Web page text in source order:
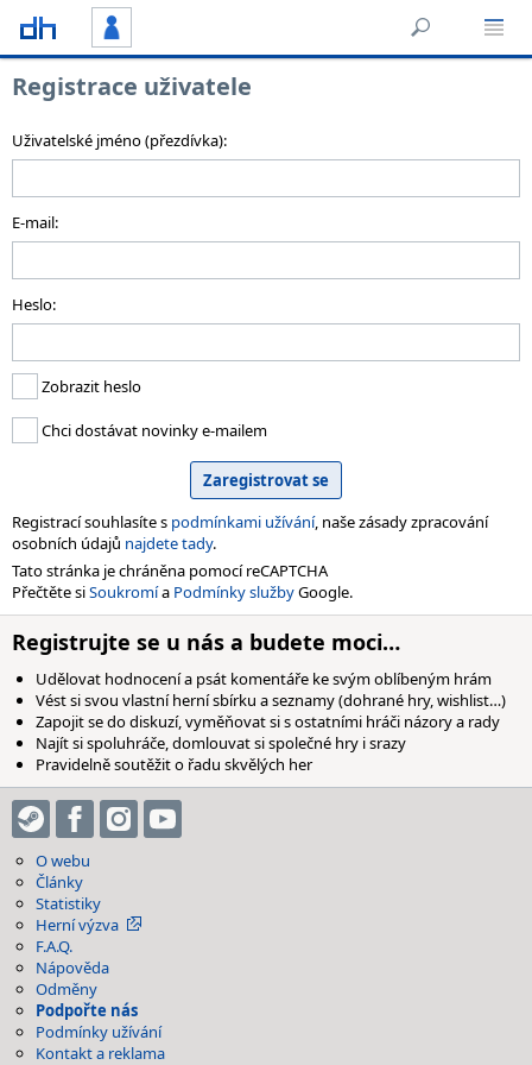
Registrace uživatele
Uživatelské jméno (přezdívka):
E-mail:
Heslo:
Zobrazit heslo
Chci dostávat novinky e-mailem
Registrací souhlasíte s podmínkami užívání, naše zásady zpracování
osobních údajů najdete tady.
Tato stránka je chráněna pomocí reCAPTCHA
Přečtěte siSoukromía Podmínky službyGoogle.
Registrujte se u nás a budete moci…
Udělovat hodnocení a psát komentáře ke svým oblíbeným hrám
Vést si svou vlastní herní sbírku a seznamy (dohrané hry, wishlist…)
Zapojit se do diskuzí, vyměňovat si s ostatními hráči názory a rady
Najít si spoluhráče, domlouvat si společné hry i srazy
Pravidelně soutěžit o řadu skvělých her
O webu
Články
Statistiky
Herní výzva
F.A.Q.
Nápověda
Odměny
Podpořte nás
Podmínky užívání
Kontakt a reklama